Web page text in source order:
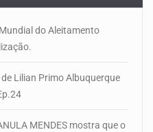
do Aleitamento
Lilian Primo Albuquerque
MENDES mostra que o